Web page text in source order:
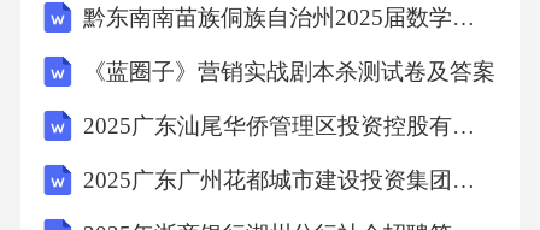
Holecountoutputlst_
Frequencydistribution(list)outputout2
Listingofrecordsfailingwriteandrequirestatementspu
黔东南南苗族侗族自治州2025届数学四下期中考试模拟试题（含答案解析）
《蓝圈子》营销实战剧本杀测试卷及答案
2025广东汕尾华侨管理区投资控股有限公司人员招聘1人笔试历年常考点试题专练附带答案详解
2025广东广州花都城市建设投资集团有限公司招聘广州花都城投汇鑫运营管理有限公司经理1人笔试历年典型考点题库附带答案详解